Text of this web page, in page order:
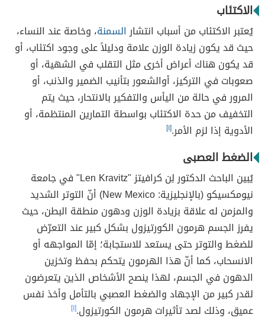
الاكتئاب
يُعتبر الاكتئاب من أسباب انتشارالسمنة، وخاصة عند النساء،
حيث قد يكون زيادة الوزن علامة ودليلاً على وجود اكتئاب، أو
قد يكون هناك أعراض أخرى مثل التقلب في الشهية، أو
صعوبات في التركيز، أوالشعور بتأنيب الضمير والذنب، أو
المرور في حالة من اليأس والتفكير بالانتحار، حيث يتم
التخفيف من حدة الاكتئاب بواسطة التمارين المنتظمة، أو
الأدوية إذا لزم الأمر.[١]
الضغط العصبى
يُبين الباحث الدكتور لِن كرافيتز "Len Kravitz" في جامعة
نيومكسيكو (بالإنجليزية: New Mexico) أنّ التوتر الشديد
والمزمن له علاقة بزيادة الوزن ودهون منطقة البطن، حيث
يفرز الجسم هرمون الكورتيزول بشكل كبير عند التعرّض
للضغط والتوتر حتى يستعد للاستجابة؛ إمّا المواجهه أو
الانسحاب، كما أنّ هذا الهرمون يتحكم بحفظ وتخزين
الدهون في الجسم، لهذا ينصح الأشخاص الذين يتعرضون
لقدر كبير من الإجهاد والضغط العصبي بالتأمل وأخذ نفس
عميق، وذلك لصد تأثيرات هرمون الكورتيزول.[١]